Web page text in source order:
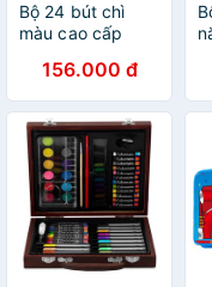
Bộ 24 bút chì
màu cao cấp
156.000 đ